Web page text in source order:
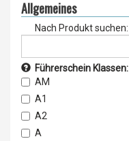
Allgemeines
Nach Produkt suchen:
Führerschein Klassen:
AM
A1
A2
A